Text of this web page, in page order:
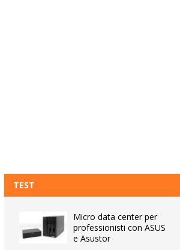
TEST
Micro data center per
professionisti con ASUS
e Asustor